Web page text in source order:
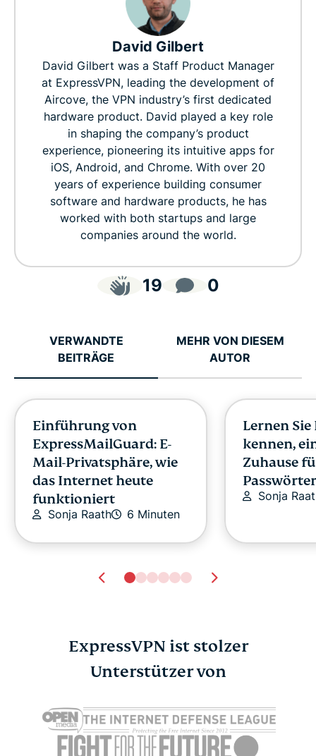
David Gilbert
David Gilbert was a Staff Product Manager
at ExpressVPN, leading the development of
Aircove, the VPN industry’s first dedicated
hardware product. David played a key role
in shaping the company’s product
experience, pioneering its intuitive apps for
iOS, Android, and Chrome. With over 20
years of experience building consumer
software and hardware products, he has
worked with both startups and large
companies around the world.
19 0
VERWANDTE
BEITRÄGE
MEHR VON DIESEM
AUTOR
Einführung von
ExpressMailGuard: E-
Mail-Privatsphäre, wie
das Internet heute
funktioniert
Sonja Raath 6 Minuten
Lernen Sie
kennen,
Zuhause
Passwörter
Sonja
Aircove Go, der erste
integriertem VPN
David Gilbert 3 Minuten
ExpressVPN ist stolzer
Unterstützer von